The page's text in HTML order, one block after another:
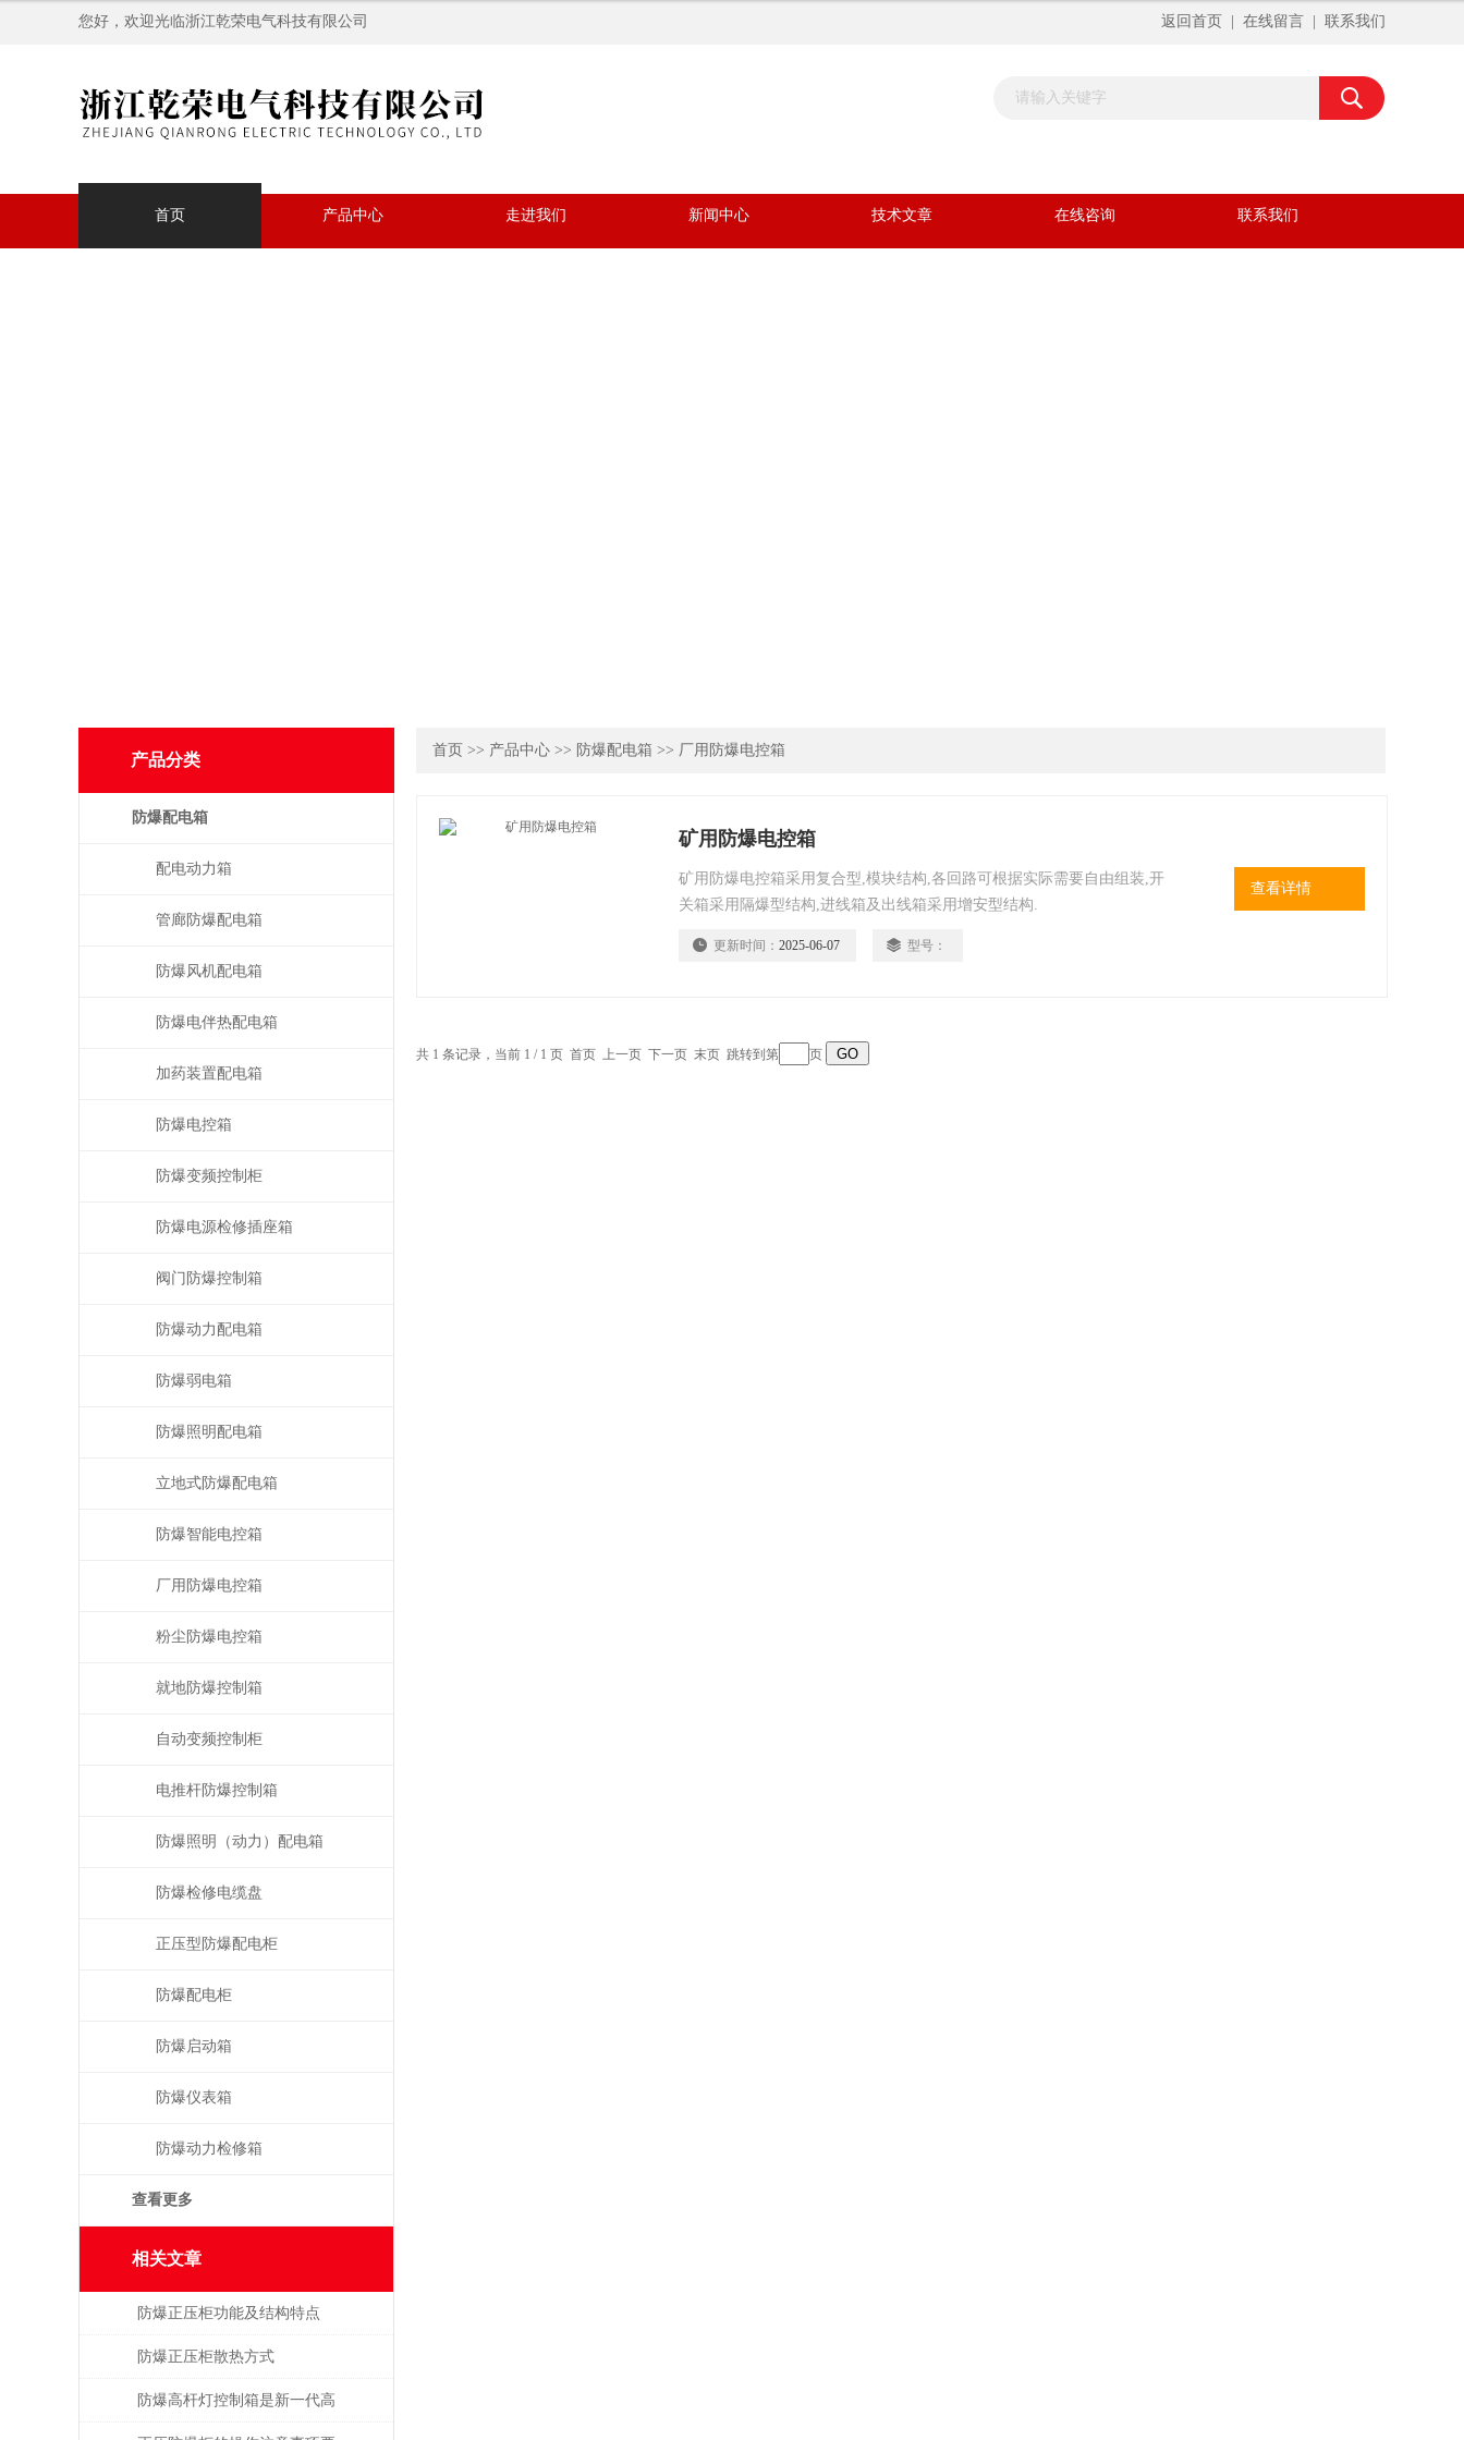
您好，欢迎光临浙江乾荣电气科技有限公司 返回首页 在线留言 联系我们
首页 产品中心 走进我们 新闻中心 技术文章 在线咨询 联系我们
产品分类
防爆配电箱
配电动力箱
管廊防爆配电箱
防爆风机配电箱
防爆电伴热配电箱
加药装置配电箱
防爆电控箱
防爆变频控制柜
防爆电源检修插座箱
阀门防爆控制箱
防爆动力配电箱
防爆弱电箱
防爆照明配电箱
立地式防爆配电箱
防爆智能电控箱
厂用防爆电控箱
粉尘防爆电控箱
就地防爆控制箱
自动变频控制柜
电推杆防爆控制箱
防爆照明（动力）配电箱
防爆检修电缆盘
正压型防爆配电柜
防爆配电柜
防爆启动箱
防爆仪表箱
防爆动力检修箱
查看更多
相关文章
防爆正压柜功能及结构特点
防爆正压柜散热方式
防爆高杆灯控制箱是新一代高
首页 >> 产品中心 >> 防爆配电箱 >> 厂用防爆电控箱
矿用防爆电控箱
矿用防爆电控箱采用复合型,模块结构,各回路可根据实际需要自由组装,开
关箱采用隔爆型结构,进线箱及出线箱采用增安型结构.
更新时间： 2025-06-07 型号：
查看详情
共 1 条记录，当前 1 / 1 页 首页 上一页 下一页 末页 跳转到第 页